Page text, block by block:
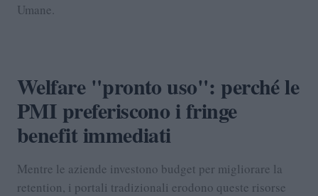
Umane.
Welfare "pronto uso": perché le
PMI preferiscono i fringe
benefit immediati
Mentre le aziende investono budget per migliorare la
retention, i portali tradizionali erodono queste risorse